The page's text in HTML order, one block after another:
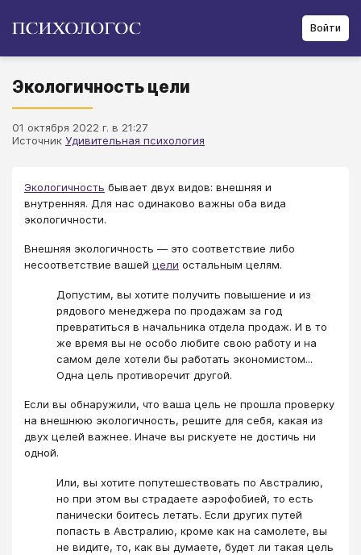
Войти
Экологичность цели
01 октября 2022 г. в 21:27
Источник Удивительная психология
Экологичность бывает двух видов: внешняя и
внутренняя. Для нас одинаково важны оба вида
экологичности.
Внешняя экологичность ― это соответствие либо
несоответствие вашей цели остальным целям.
Допустим, вы хотите получить повышение и из
рядового менеджера по продажам за год
превратиться в начальника отдела продаж. И в то
же время вы не особо любите свою работу и на
самом деле хотели бы работать экономистом...
Одна цель противоречит другой.
Если вы обнаружили, что ваша цель не прошла проверку
на внешнюю экологичность, решите для себя, какая из
двух целей важнее. Иначе вы рискуете не достичь ни
одной.
Или, вы хотите попутешествовать по Австралию,
но при этом вы страдаете аэрофобией, то есть
панически боитесь летать. Если других путей
попасть в Австралию, кроме как на самолете, вы
не видите, то, как вы думаете, будет ли такая цель